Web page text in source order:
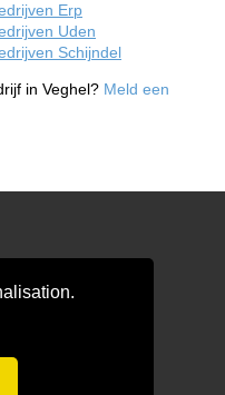
Erp
Uden
Schijndel
in Veghel? Meld een